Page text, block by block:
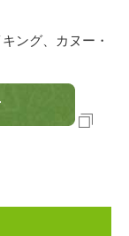
ング、カヌー・